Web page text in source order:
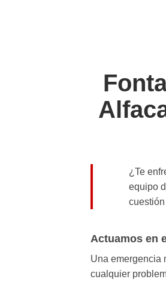
¿Te
equipo
Actuamos en
Una emergencia
cualquier